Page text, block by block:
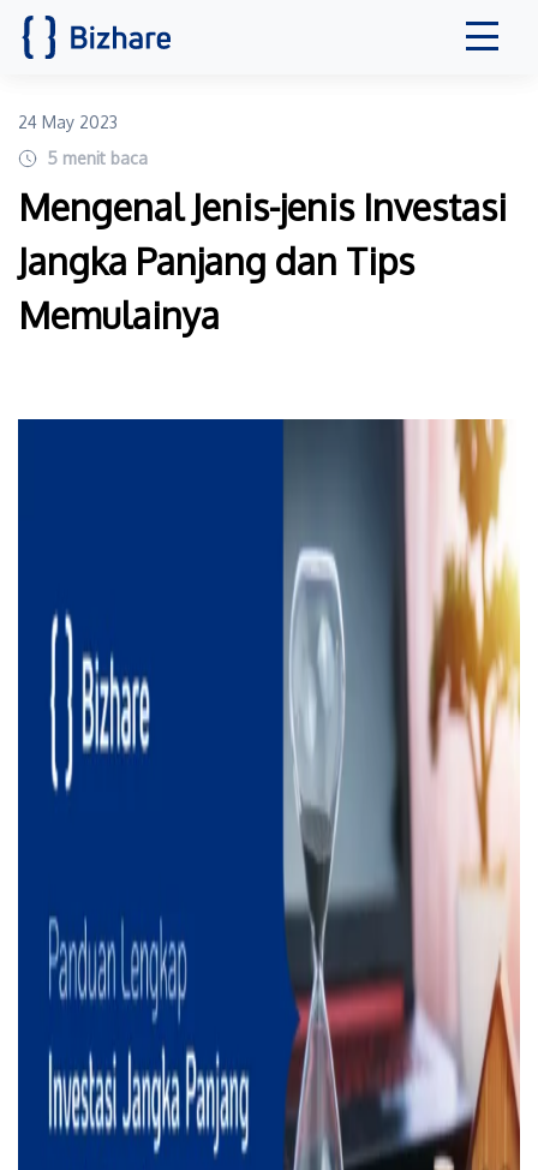
24 May 2023
5 menit baca
Mengenal Jenis-jenis Investasi
Jangka Panjang dan Tips
Memulainya